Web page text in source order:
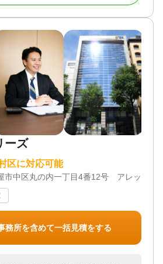
減
のリスクを軽減するため、適切な
守に基づくサポートを徹底してい
ショナルとして、お客様が安心し
てられる環境づくりに努め、信頼
たサービスを提供しています。
金体系
ど、安心してご相談いただける
。
心がけることで、お客様と信頼
よう努めています。
サポート
した後のフォローにも力を入れ
続対策をワンストップでお手伝
ら-
の出発点は現状把握です。今、相
にいくら相続税がかかるのか、所
相続税評価額はいくらなのかを、
た上で、対策を進めていくことが
告
/ 女性スタッフ対応可 / 土日相談
18時以降相談可 / オンライン面談
ーズ
区に対応可能
市中区丸の内一丁目4番12号 アレックス
務所を含めて一括見積をする